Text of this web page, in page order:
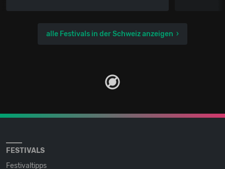
alle Festivals in der Schweiz anzeigen
FESTIVALS
Festivaltipps